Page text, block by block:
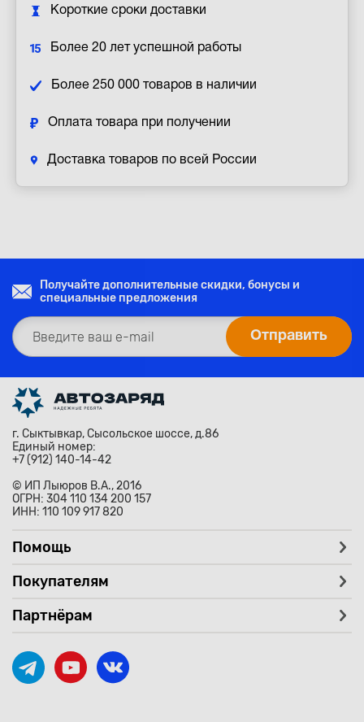
Короткие сроки доставки
Более 20 лет успешной работы
Более 250 000 товаров в наличии
Оплата товара при получении
Доставка товаров по всей России
Получайте дополнительные скидки, бонусы и
специальные предложения
г. Сыктывкар, Сысольское шоссе, д.86
Единый номер:
+7 (912) 140-14-42
© ИП Лыюров В.А., 2016
ОГРН: 304 110 134 200 157
ИНН: 110 109 917 820
Помощь
Покупателям
Партнёрам